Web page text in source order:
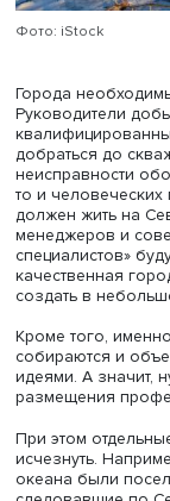
подходит не
компании на
стал одним из
Теперь это уже
работа», —
Такие условия
небольшие
и содержания
современную
городам — она
ними.